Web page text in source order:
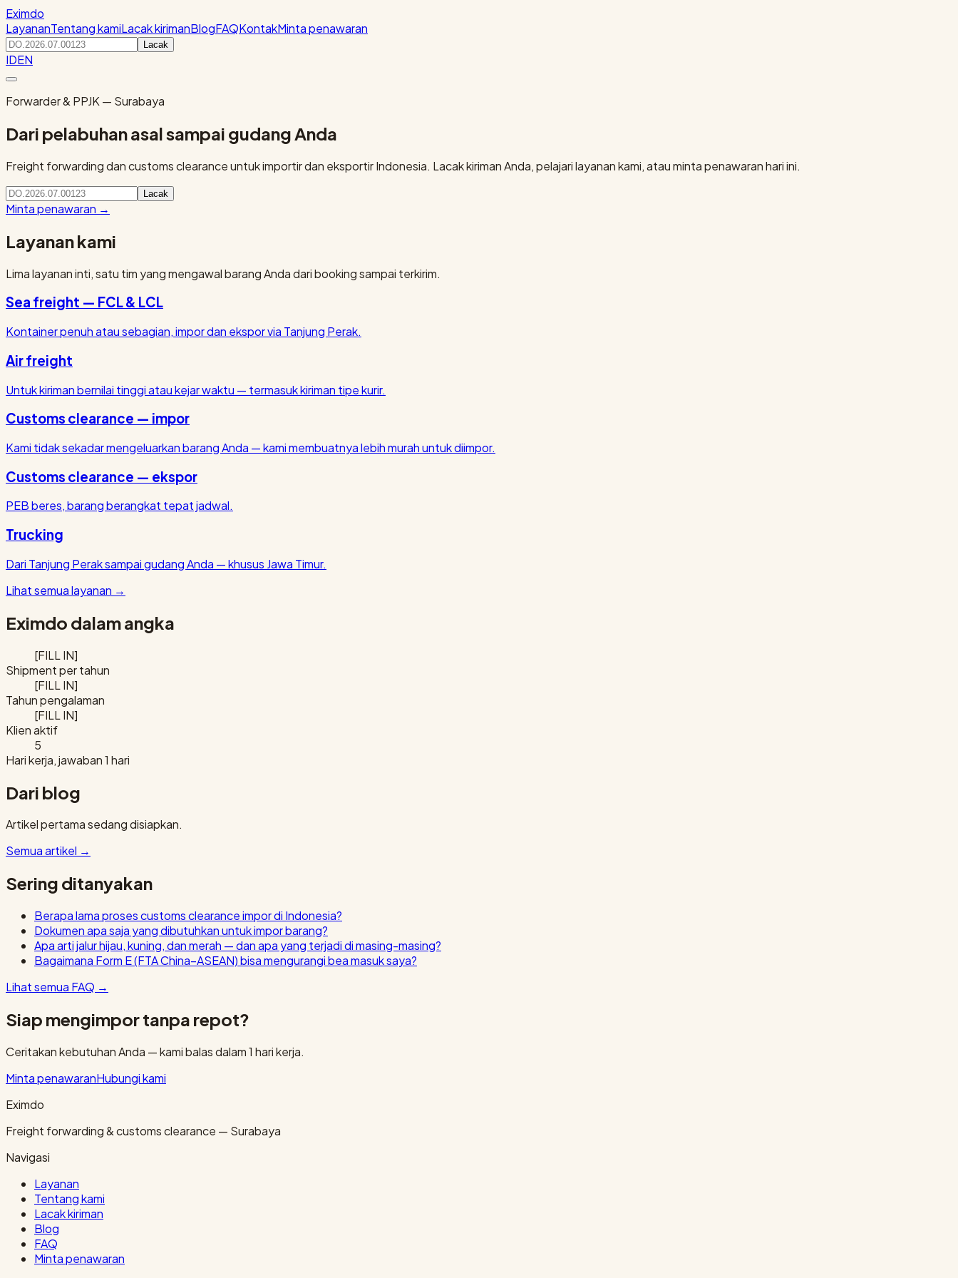
Eximdo
LayananTentang kamiLacak kirimanBlogFAQKontakMinta penawaran
Lacak
IDEN
Forwarder & PPJK — Surabaya
Dari pelabuhan asal sampai gudang Anda
Freight forwarding dan customs clearance untuk importir dan eksportir Indonesia. Lacak kiriman Anda, pelajari layanan kami, atau minta penawaran hari ini.
Lacak
Minta penawaran →
Layanan kami
Lima layanan inti, satu tim yang mengawal barang Anda dari booking sampai terkirim.
Sea freight — FCL & LCL
Kontainer penuh atau sebagian, impor dan ekspor via Tanjung Perak.
Air freight
Untuk kiriman bernilai tinggi atau kejar waktu — termasuk kiriman tipe kurir.
Customs clearance — impor
Kami tidak sekadar mengeluarkan barang Anda — kami membuatnya lebih murah untuk diimpor.
Customs clearance — ekspor
PEB beres, barang berangkat tepat jadwal.
Trucking
Dari Tanjung Perak sampai gudang Anda — khusus Jawa Timur.
Lihat semua layanan →
Eximdo dalam angka
[FILL IN]
Shipment per tahun
[FILL IN]
Tahun pengalaman
[FILL IN]
Klien aktif
5
Hari kerja, jawaban 1 hari
Dari blog
Artikel pertama sedang disiapkan.
Semua artikel →
Sering ditanyakan
Berapa lama proses customs clearance impor di Indonesia?
Dokumen apa saja yang dibutuhkan untuk impor barang?
Apa arti jalur hijau, kuning, dan merah — dan apa yang terjadi di masing-masing?
Bagaimana Form E (FTA China–ASEAN) bisa mengurangi bea masuk saya?
Lihat semua FAQ →
Siap mengimpor tanpa repot?
Ceritakan kebutuhan Anda — kami balas dalam 1 hari kerja.
Minta penawaranHubungi kami
Eximdo
Freight forwarding & customs clearance — Surabaya
Navigasi
Layanan
Tentang kami
Lacak kiriman
Blog
FAQ
Minta penawaran